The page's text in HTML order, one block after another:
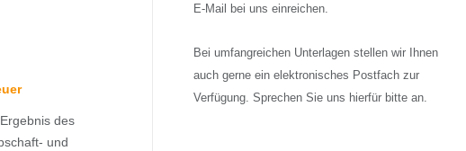
des
und
E-Mail bei uns einreichen.
Bei umfangreichen Unterlagen stellen wir Ihnen
auch gerne ein elektronisches Postfach zur
Verfügung. Sprechen Sie uns hierfür bitte an.